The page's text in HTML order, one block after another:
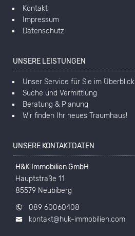
Kontakt
Impressum
Datenschutz
UNSERE LEISTUNGEN
Unser Service für Sie im Überblick
Suche und Vermittlung
Beratung & Planung
Wir finden Ihr neues Traumhaus!
UNSERE KONTAKTDATEN
H&K Immobilien GmbH
Hauptstraße 11
85579 Neubiberg
089 60060408
kontakt@huk-immobilien.com